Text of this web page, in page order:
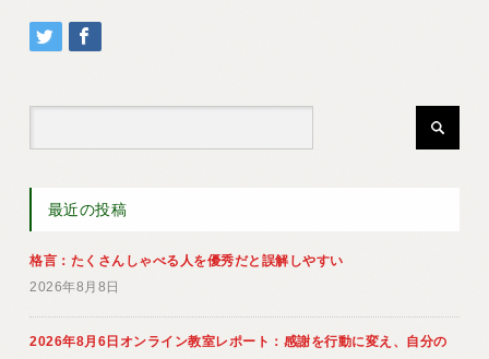
最近の投稿
格言：たくさんしゃべる人を優秀だと誤解しやすい
2026年8月8日
2026年8月6日オンライン教室レポート：感謝を行動に変え、自分の